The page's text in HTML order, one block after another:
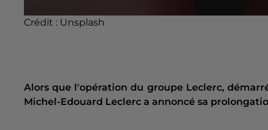
Crédit : Unsplash
Alors que l'opération du groupe Leclerc,
Michel-Edouard Leclerc a annoncé sa